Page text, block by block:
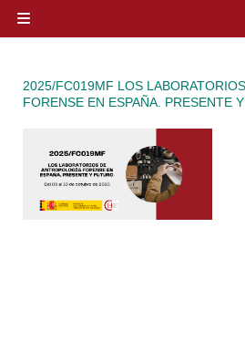
2025/FC019MF LOS
FORENSE EN ESPAÑA. PRESENTE